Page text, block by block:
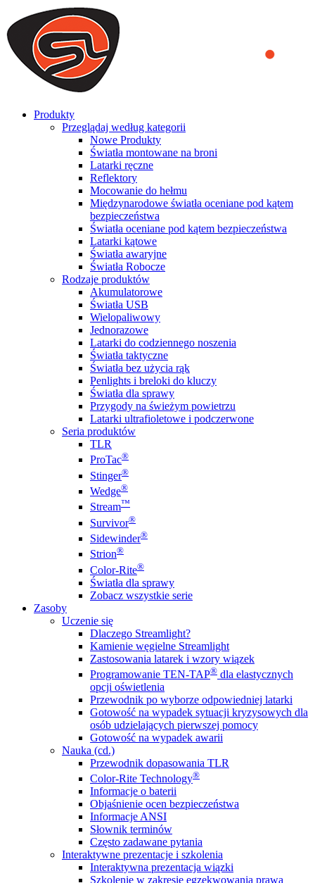
We use cookies to ensure that we provide you the best experience
on our website. By continuing to browse this website, you accept
that cookies are used to help us analyze how the website is used and
to offer you a better experience. To learn more or to find out how
you can disable cookies, you can access our
Produkty
Przeglądaj według kategorii
Nowe Produkty
Światła montowane na broni
Latarki ręczne
Reflektory
Mocowanie do hełmu
Międzynarodowe światła oceniane pod kątem
bezpieczeństwa
Światła oceniane pod kątem bezpieczeństwa
Latarki kątowe
Światła awaryjne
Światła Robocze
Rodzaje produktów
Akumulatorowe
Światła USB
Wielopaliwowy
Jednorazowe
Latarki do codziennego noszenia
Światła taktyczne
Światła bez użycia rąk
Penlights i breloki do kluczy
Światła dla sprawy
Przygody na świeżym powietrzu
Latarki ultrafioletowe i podczerwone
Seria produktów
TLR
ProTac®
Stinger®
Wedge®
Stream™
Survivor®
Sidewinder®
Strion®
Color-Rite®
Światła dla sprawy
Zobacz wszystkie serie
Zasoby
Uczenie się
Dlaczego Streamlight?
Kamienie węgielne Streamlight
Zastosowania latarek i wzory wiązek
Programowanie TEN-TAP® dla elastycznych
opcji oświetlenia
Przewodnik po wyborze odpowiedniej latarki
Gotowość na wypadek sytuacji kryzysowych dla
osób udzielających pierwszej pomocy
Gotowość na wypadek awarii
Nauka (cd.)
Przewodnik dopasowania TLR
Color-Rite Technology®
Informacje o baterii
Objaśnienie ocen bezpieczeństwa
Informacje ANSI
Słownik terminów
Często zadawane pytania
Interaktywne prezentacje i szkolenia
Interaktywna prezentacja wiązki
Szkolenie w zakresie egzekwowania prawa